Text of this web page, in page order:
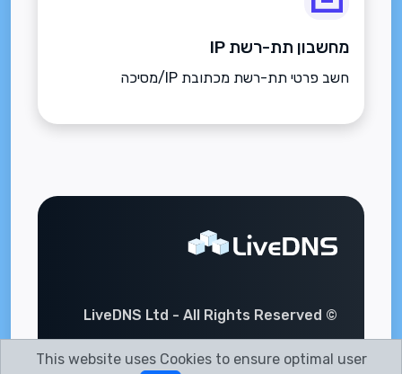
מחשבון תת-רשת IP
חשב פרטי תת-רשת מכתובת IP/מסיכה
© LiveDNS Ltd - All Rights Reserved
This website uses Cookies to ensure optimal user